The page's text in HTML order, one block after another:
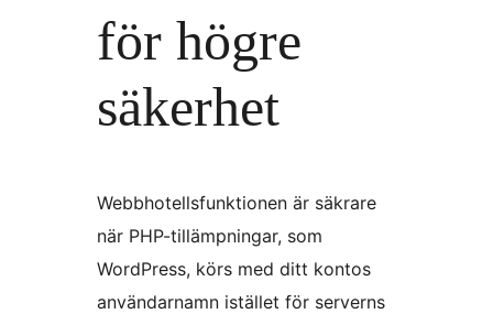
för högre
säkerhet
Webbhotellsfunktionen är säkrare
när PHP-tillämpningar, som
WordPress, körs med ditt kontos
användarnamn istället för serverns